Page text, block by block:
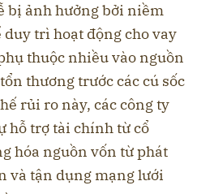
bị ảnh hưởng bởi niềm
trì hoạt động cho vay
thuộc nhiều vào nguồn
thương trước các cú sốc
rủi ro này, các công ty
hỗ trợ tài chính từ cổ
hóa nguồn vốn từ phát
và tận dụng mạng lưới